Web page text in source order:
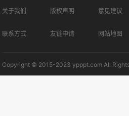
关于我们 版权声明 意见建议
联系方式 友链申请 网站地图
Copyright © 2015-2023 ypppt.com All